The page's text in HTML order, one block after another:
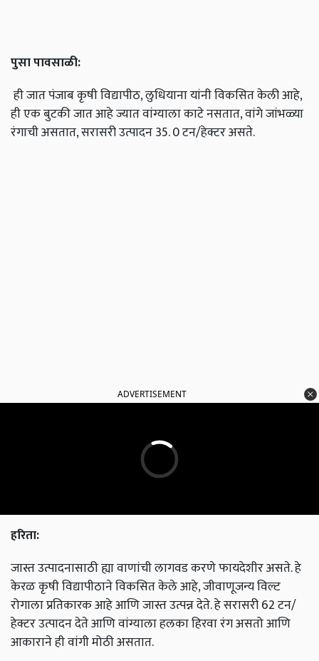
पुसापावसाळी:
ही जात पंजाब कृषी विद्यापीठ, लुधियाना यांनी विकसित केली आहे,
ही एक बुटकी जात आहे ज्यात वांग्याला काटे नसतात, वांगे जांभळ्या
रंगाची असतात, सरासरी उत्पादन 35. 0 टन/हेक्टर असते.
ADVERTISEMENT
हरिता:
जास्त उत्पादनासाठी ह्या वाणांची लागवड करणे फायदेशीर असते. हे
केरळ कृषी विद्यापीठाने विकसित केले आहे, जीवाणूजन्य विल्ट
रोगाला प्रतिकारक आहे आणि जास्त उत्पन्न देते. हे सरासरी 62 टन/
हेक्टर उत्पादन देते आणि वांग्याला हलका हिरवा रंग असतो आणि
आकाराने ही वांगी मोठी असतात.